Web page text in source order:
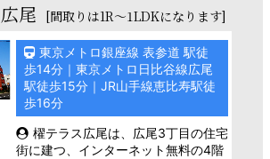
尾 [間取りは1R～1LDKになります]
東京メトロ銀座線 表参道 駅徒
歩14分｜東京メトロ日比谷線広尾
駅徒歩15分｜JR山手線恵比寿駅徒
歩16分
櫂テラス広尾は、広尾3丁目の住宅
街に建つ、インターネット無料の4階